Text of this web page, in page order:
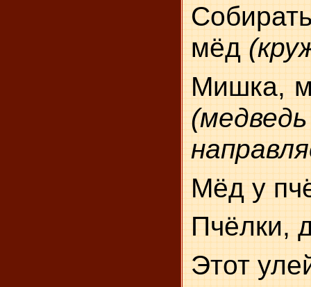
мёд
Мишка,
(медведь
Мёд у
Пчёлки,
Этот